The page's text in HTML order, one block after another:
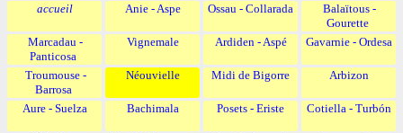
accueil Anie - Aspe Ossau - Collarada
Balaïtous -
Gourette
Marcadau -
Panticosa
Vignemale Ardiden - Aspé Gavarnie - Ordesa
Troumouse -
Barrosa
Néouvielle Midi de Bigorre Arbizon
Aure - Suelza Bachimala Posets - Eriste Cotiella - Turbón